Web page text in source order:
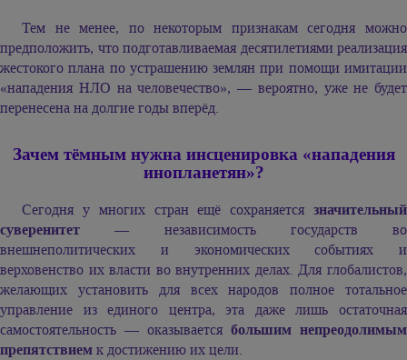
Тем не менее, по некоторым признакам сегодня можно
предположить, что подготавливаемая десятилетиями реализация
жестокого плана по устрашению землян при помощи имитации
«нападения НЛО на человечество», — вероятно, уже не будет
перенесена на долгие годы вперёд.
Зачем тёмным нужна инсценировка «нападения
инопланетян»?
Сегодня у многих стран ещё сохраняется значительный
суверенитет — независимость государств во
внешнеполитических и экономических событиях и
верховенство их власти во внутренних делах. Для глобалистов,
желающих установить для всех народов полное тотальное
управление из единого центра, эта даже лишь остаточная
самостоятельность — оказывается большим непреодолимым
препятствиемк достижению их цели.